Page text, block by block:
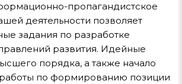
пропагандистское
деятельности позволяет
задания по разработке
развития. Идейные
порядка, а также начало
по формированию позиции